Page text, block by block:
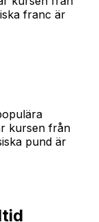
franc är
kursen från
pund är